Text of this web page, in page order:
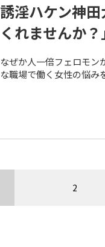
誘淫ハケン神
くれませんか？
なぜか人一倍フェロモン
な職場で働く女性の悩み
2